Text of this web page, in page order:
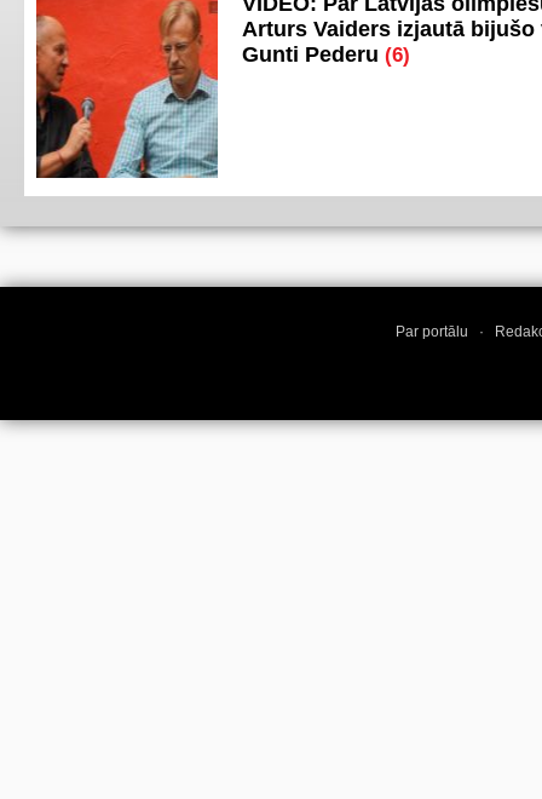
Arturs Vaiders izjautā bijušo
Gunti Pederu (6)
Par portālu ·